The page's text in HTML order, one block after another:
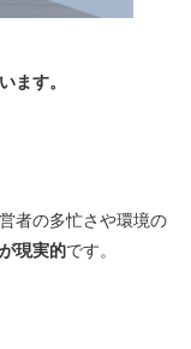
ます。
者の多忙さや環境の
現実的です。